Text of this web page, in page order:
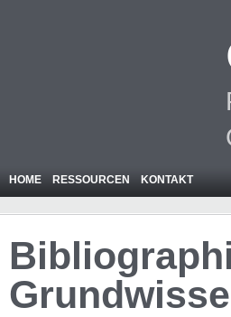
HOME RESSOURCEN KONTAKT